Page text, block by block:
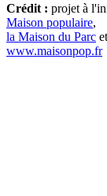
Crédit : projet à
Maison populaire,
la Maison du Parc et
www.maisonpop.fr